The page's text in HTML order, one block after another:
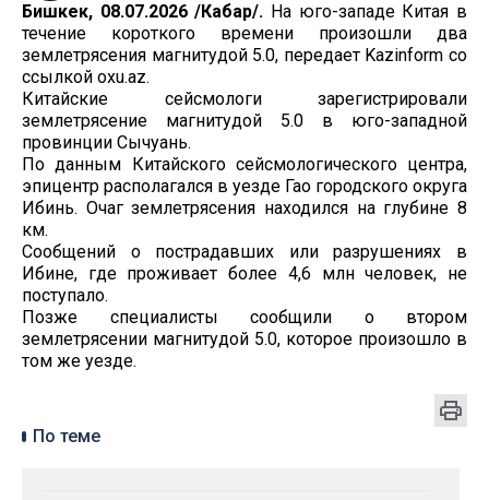
Бишкек, 08.07.2026 /Кабар/. На юго-западе Китая в
течение короткого времени произошли два
землетрясения магнитудой 5.0, передает Kazinform со
ссылкой oxu.az.
Китайские сейсмологи зарегистрировали
землетрясение магнитудой 5.0 в юго-западной
провинции Сычуань.
По данным Китайского сейсмологического центра,
эпицентр располагался в уезде Гао городского округа
Ибинь. Очаг землетрясения находился на глубине 8
км.
Сообщений о пострадавших или разрушениях в
Ибине, где проживает более 4,6 млн человек, не
поступало.
Позже специалисты сообщили о втором
землетрясении магнитудой 5.0, которое произошло в
том же уезде.
По теме